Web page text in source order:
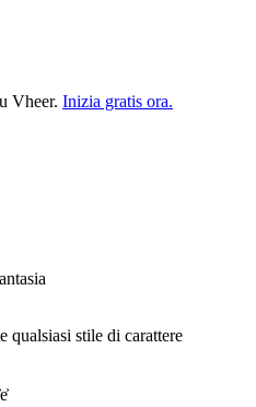
Vheer. Inizia gratis ora.
qualsiasi stile di carattere